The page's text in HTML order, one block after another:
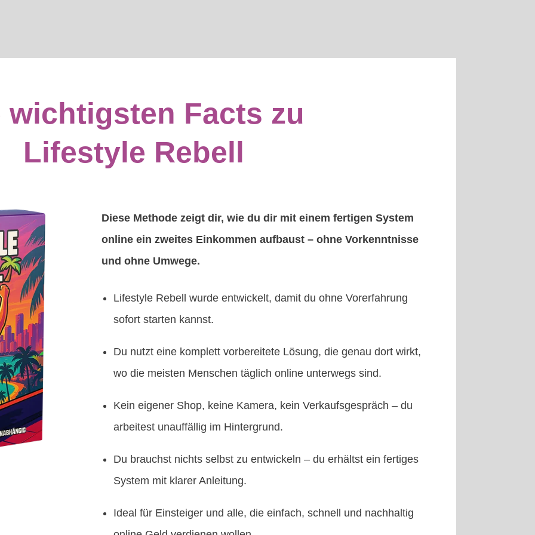
wichtigsten Facts zu
Lifestyle Rebell
Diese Methode zeigt dir, wie du dir mit einem fertigen System
online ein zweites Einkommen aufbaust – ohne Vorkenntnisse
und ohne Umwege.
Lifestyle Rebell wurde entwickelt, damit du ohne Vorerfahrung
sofort starten kannst.
Du nutzt eine komplett vorbereitete Lösung, die genau dort wirkt,
wo die meisten Menschen täglich online unterwegs sind.
Kein eigener Shop, keine Kamera, kein Verkaufsgespräch – du
arbeitest unauffällig im Hintergrund.
Du brauchst nichts selbst zu entwickeln – du erhältst ein fertiges
System mit klarer Anleitung.
Ideal für Einsteiger und alle, die einfach, schnell und nachhaltig